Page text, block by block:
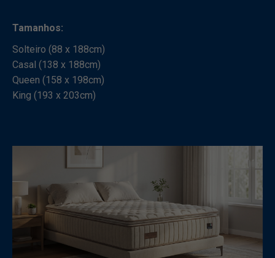
Tamanhos:
Solteiro (88 x 188cm)
Casal (138 x 188cm)
Queen (158 x 198cm)
King (193 x 203cm)